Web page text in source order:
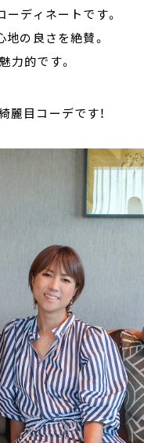
ーディネートです。
地の良さを絶賛。
力的です。
麗目コーデです！